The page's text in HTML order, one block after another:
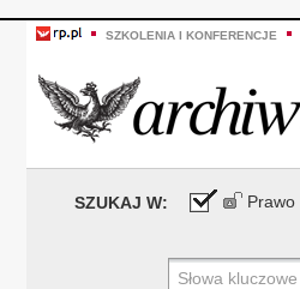
SZKOLENIA I KONFERENCJE
SZUKAJ W: Prawo